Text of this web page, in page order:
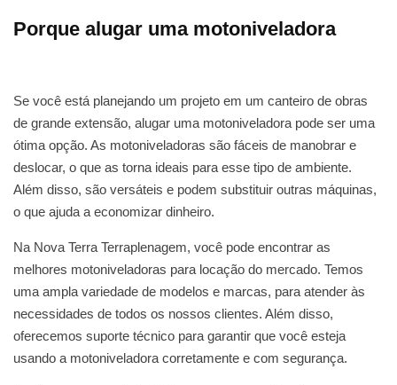
Porque alugar uma motoniveladora
Se você está planejando um projeto em um canteiro de obras
de grande extensão, alugar uma motoniveladora pode ser uma
ótima opção. As motoniveladoras são fáceis de manobrar e
deslocar, o que as torna ideais para esse tipo de ambiente.
Além disso, são versáteis e podem substituir outras máquinas,
o que ajuda a economizar dinheiro.
Na Nova Terra Terraplenagem, você pode encontrar as
melhores motoniveladoras para locação do mercado. Temos
uma ampla variedade de modelos e marcas, para atender às
necessidades de todos os nossos clientes. Além disso,
oferecemos suporte técnico para garantir que você esteja
usando a motoniveladora corretamente e com segurança.